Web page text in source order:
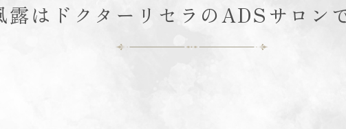
露はドクターリセラのADSサロン